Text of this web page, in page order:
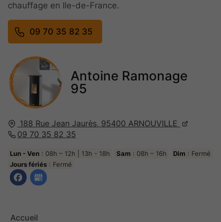
Antoine Ramonage
95
188 Rue Jean Jaurès, 95400 ARNOUVILLE
09 70 35 82 35
Lun - Ven : 08h – 12h | 13h - 18h Sam : 08h – 16h Dim : Fermé
Jours fériés : Fermé
Accueil
chauffage en Ile-de-France.
09 70 35 82 35